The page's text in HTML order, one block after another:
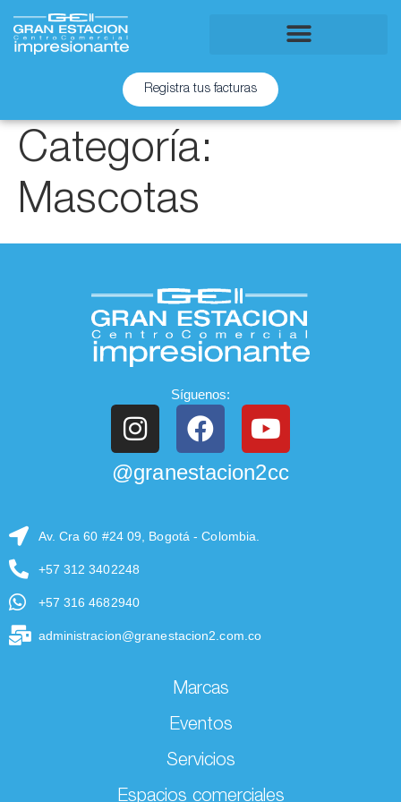
Registra tus facturas
Categoría:
Mascotas
Síguenos:
@granestacion2cc
Av. Cra 60 #24 09, Bogotá - Colombia.
+57 312 3402248
+57 316 4682940
administracion@granestacion2.com.co
Marcas
Eventos
Servicios
Espacios comerciales